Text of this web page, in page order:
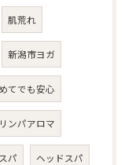
肌荒れ
新潟市ヨガ
てでも安心
リンパアロマ
パ ヘッドスパ